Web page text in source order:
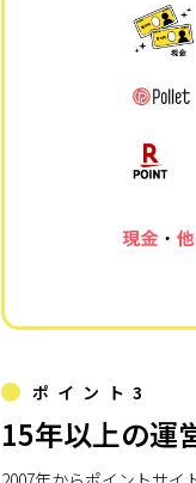
ポイント3
15年以上の運